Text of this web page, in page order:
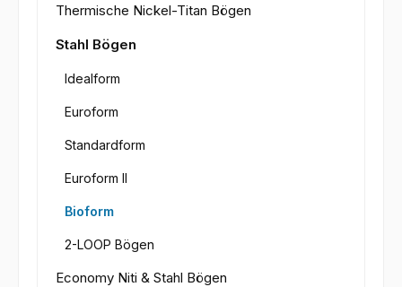
Thermische Nickel-Titan Bögen
Stahl Bögen
Idealform
Euroform
Standardform
Euroform II
Bioform
2-LOOP Bögen
Economy Niti & Stahl Bögen